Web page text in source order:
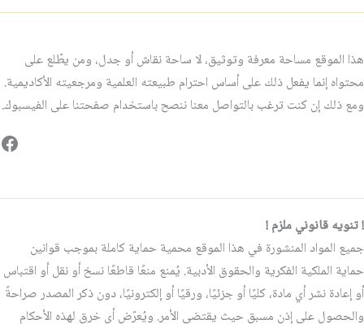
هذا الموقع مساحة معرفة وتوثيق، لا ساحة نقاش أو جدل، ومن يطّلع على
محتواه إنما يفعل ذلك على أساس احترام طبيعته العلمية ومرجعيته الأكاديمية.
ومع ذلك إن كنت ترغب بالتواصل معنا ننصح باستخدام صفحتنا على الفيسبوك.
! تنويه قانوني ملزم !
جميع المواد المنشورة في هذا الموقع محمية حماية كاملة بموجب قوانين
حماية الملكية الفكرية والحقوق الأدبية. يُمنع منعًا قاطعًا نسخ أو نقل أو اقتباس
أو إعادة نشر أي مادة، كليًا أو جزئيًا، ورقيًا أو إلكترونيًا، دون ذكر المصدر صراحةً
والحصول على إذن مسبق حيث يقتضي الأمر. ويُعرّض أي خرقٍ لهذه الأحكام